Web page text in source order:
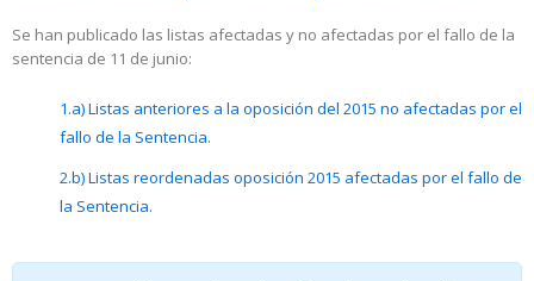
Se han publicado las listas afectadas y no afectadas por el fallo de la
sentencia de 11 de junio:
1.a) Listas anteriores a la oposición del 2015 no afectadas por el
fallo de la Sentencia.
2.b) Listas reordenadas oposición 2015 afectadas por el fallo de
la Sentencia.